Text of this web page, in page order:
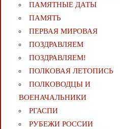
ПАМЯТНЫЕ ДАТЫ
ПАМЯТЬ
ПЕРВАЯ МИРОВАЯ
ПОЗДРАВЛЯЕМ
ПОЗДРАВЛЯЕМ!
ПОЛКОВАЯ ЛЕТОПИСЬ
ПОЛКОВОДЦЫ И
ВОЕНАЧАЛЬНИКИ
РГАСПИ
РУБЕЖИ РОССИИ